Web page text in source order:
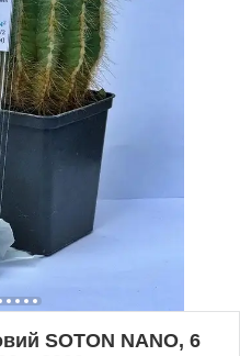
SOTON NANO, 6